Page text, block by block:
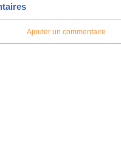
Ajouter un commentaire